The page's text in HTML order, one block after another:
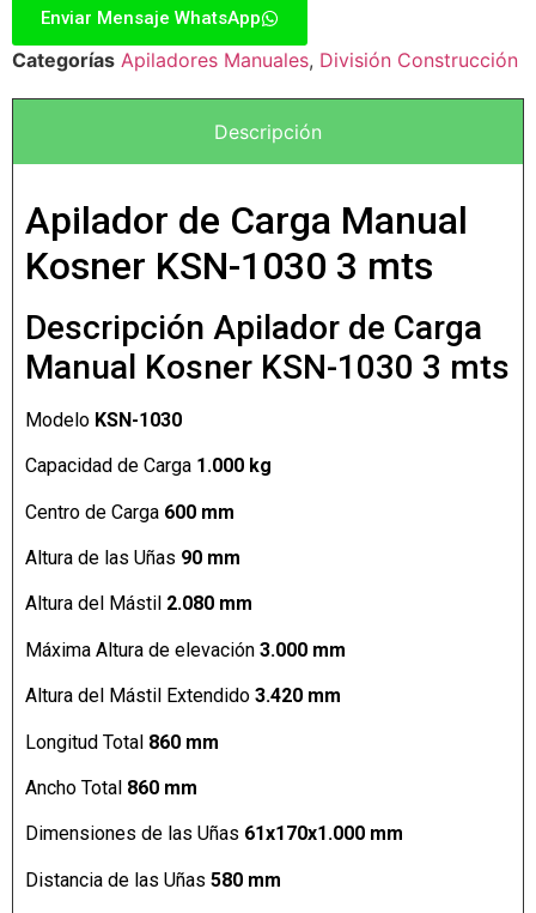
Enviar Mensaje WhatsApp
Categorías Apiladores Manuales, División Construcción
Descripción
Apilador de Carga Manual
Kosner KSN-1030 3 mts
Descripción Apilador de Carga
Manual Kosner KSN-1030 3 mts
Modelo KSN-1030
Capacidad de Carga 1.000 kg
Centro de Carga 600 mm
Altura de las Uñas 90 mm
Altura del Mástil 2.080 mm
Máxima Altura de elevación 3.000 mm
Altura del Mástil Extendido 3.420 mm
Longitud Total 860 mm
Ancho Total 860 mm
Dimensiones de las Uñas 61x170x1.000 mm
Distancia de las Uñas 580 mm